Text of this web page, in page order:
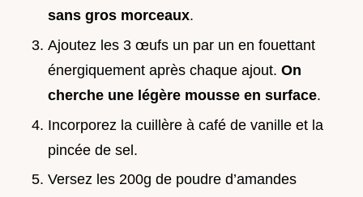
sans gros morceaux.
Ajoutez les 3 œufs un par un en fouettant
énergiquement après chaque ajout. On
cherche une légère mousse en surface.
Incorporez la cuillère à café de vanille et la
pincée de sel.
Versez les 200g de poudre d’amandes